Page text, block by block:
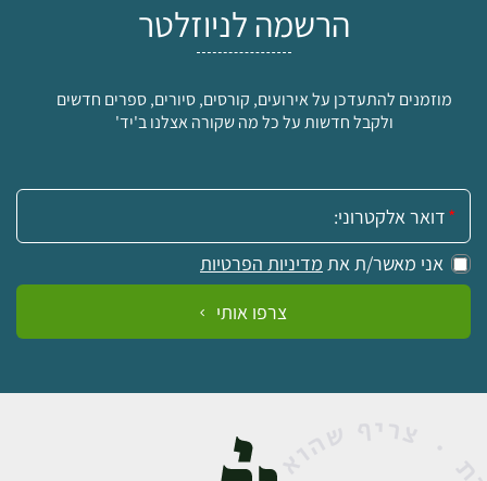
הרשמה לניוזלטר
מוזמנים להתעדכן על אירועים, קורסים, סיורים, ספרים חדשים
ולקבל חדשות על כל מה שקורה אצלנו ב'יד'
אימייל:
אני מאשר/ת את מדיניות הפרטיות
צרפו אותי